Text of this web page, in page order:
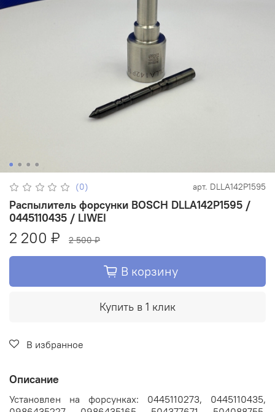
(0) арт. DLLA142P1595
Распылитель форсунки BOSCH DLLA142P1595 /
0445110435 / LIWEI
2 200 ₽ 2 500 ₽
В корзину
Купить в 1 клик
В избранное
Описание
Установлен на форсунках: 0445110273, 0445110435,